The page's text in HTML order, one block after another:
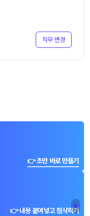
직무 변경
👉 초안 바로 만들기
👉 내용 붙여넣고 첨삭하기